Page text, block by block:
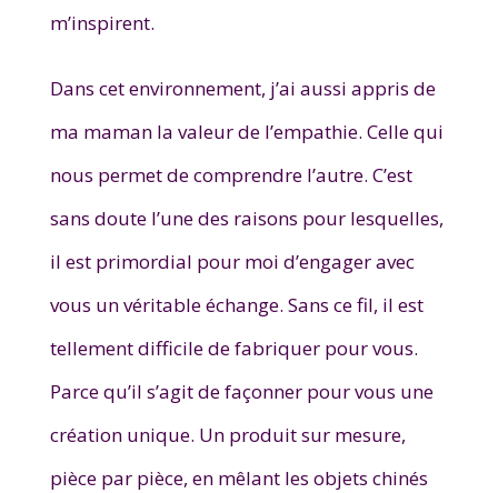
m’inspirent.
Dans cet environnement, j’ai aussi appris de
ma maman la valeur de l’empathie. Celle qui
nous permet de comprendre l’autre. C’est
sans doute l’une des raisons pour lesquelles,
il est primordial pour moi d’engager avec
vous un véritable échange. Sans ce fil, il est
tellement difficile de fabriquer pour vous.
Parce qu’il s’agit de façonner pour vous une
création unique. Un produit sur mesure,
pièce par pièce, en mêlant les objets chinés